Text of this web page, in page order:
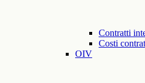
Contratti
Costi
OIV